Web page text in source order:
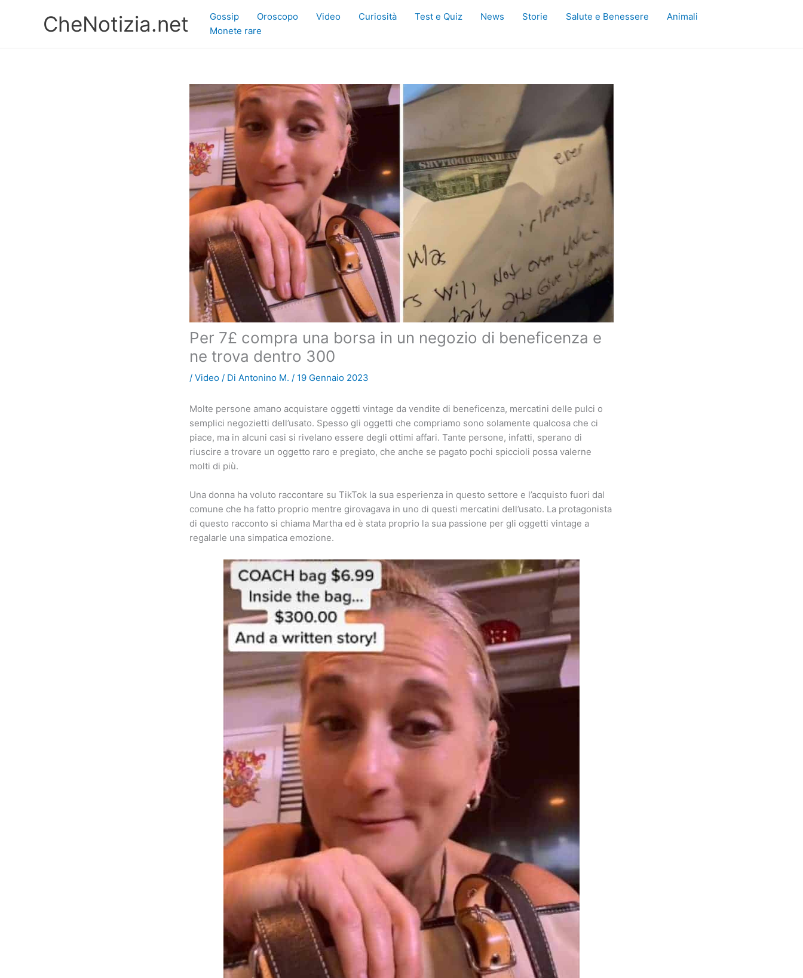
CheNotizia.net Gossip Oroscopo Video Curiosità Test e Quiz News Storie Salute e Benessere
Animali
Monete rare
Per 7£ compra una borsa in un negozio di beneficenza e
ne trova dentro 300
/ Video / Di Antonino M. / 19 Gennaio 2023
Molte persone amano acquistare oggetti vintage da vendite di beneficenza, mercatini delle pulci o
semplici negozietti dell’usato. Spesso gli oggetti che compriamo sono solamente qualcosa che ci
piace, ma in alcuni casi si rivelano essere degli ottimi affari. Tante persone, infatti, sperano di
riuscire a trovare un oggetto raro e pregiato, che anche se pagato pochi spiccioli possa valerne
molti di più.
Una donna ha voluto raccontare su TikTok la sua esperienza in questo settore e l’acquisto fuori dal
comune che ha fatto proprio mentre girovagava in uno di questi mercatini dell’usato. La protagonista
di questo racconto si chiama Martha ed è stata proprio la sua passione per gli oggetti vintage a
regalarle una simpatica emozione.